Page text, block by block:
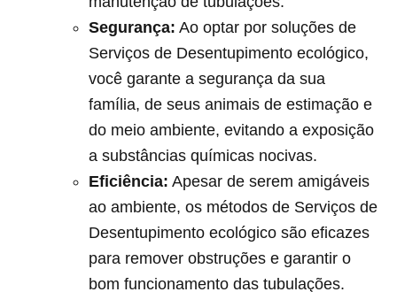
Segurança: Ao optar por soluções de
Serviços de Desentupimento ecológico,
você garante a segurança da sua
família, de seus animais de estimação e
do meio ambiente, evitando a exposição
a substâncias químicas nocivas.
Eficiência: Apesar de serem amigáveis
ao ambiente, os métodos de Serviços de
Desentupimento ecológico são eficazes
para remover obstruções e garantir o
bom funcionamento das tubulações.